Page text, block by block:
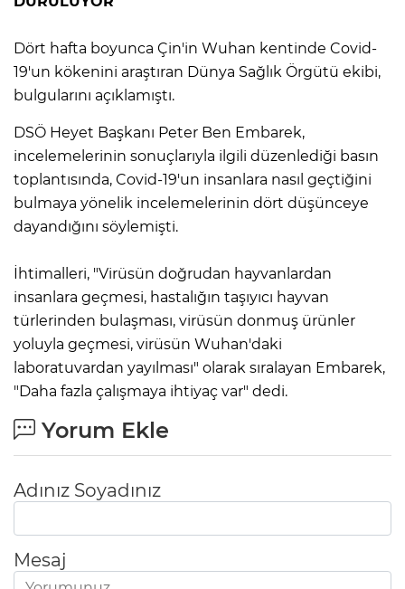
Dört hafta boyunca Çin'in Wuhan kentinde Covid-
19'un kökenini araştıran Dünya Sağlık Örgütü ekibi,
bulgularını açıklamıştı.
DSÖ Heyet Başkanı Peter Ben Embarek,
incelemelerinin sonuçlarıyla ilgili düzenlediği basın
toplantısında, Covid-19'un insanlara nasıl geçtiğini
bulmaya yönelik incelemelerinin dört düşünceye
dayandığını söylemişti.
İhtimalleri, "Virüsün doğrudan hayvanlardan
insanlara geçmesi, hastalığın taşıyıcı hayvan
türlerinden bulaşması, virüsün donmuş ürünler
yoluyla geçmesi, virüsün Wuhan'daki
laboratuvardan yayılması" olarak sıralayan Embarek,
"Daha fazla çalışmaya ihtiyaç var" dedi.
Yorum Ekle
Adınız Soyadınız
Mesaj